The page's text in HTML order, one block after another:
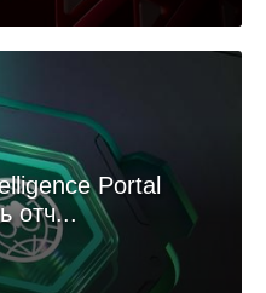
Portal
отч...